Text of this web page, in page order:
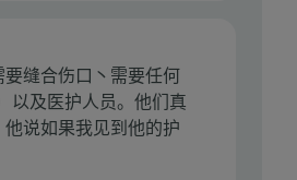
缝合伤口丶需要任何
以及医护人员。他们真
说如果我见到他的护